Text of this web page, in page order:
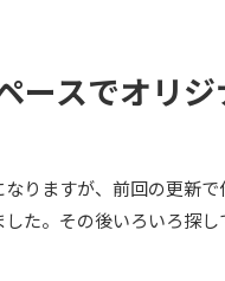
ースでオリ
なりますが、前回の更新
した。その後いろいろ探